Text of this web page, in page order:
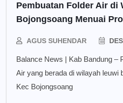
Pembuatan Folder Air di
Bojongsoang Menuai
AGUS SUHENDAR
Balance News | Kab Bandung –
Air yang berada di wilayah leuwi
Kec Bojongsoang